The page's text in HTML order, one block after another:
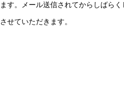
。メール送信されてからしばら
せていただきます。